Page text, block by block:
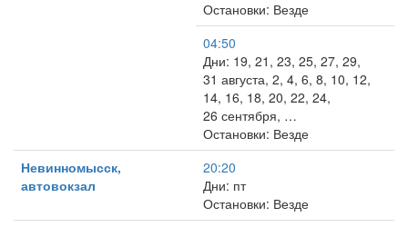
Остановки: Везде
04:50
Дни: 19, 21, 23, 25, 27, 29,
31 августа, 2, 4, 6, 8, 10, 12,
14, 16, 18, 20, 22, 24,
26 сентября, …
Остановки: Везде
Невинномысск,
автовокзал
20:20
Дни: пт
Остановки: Везде